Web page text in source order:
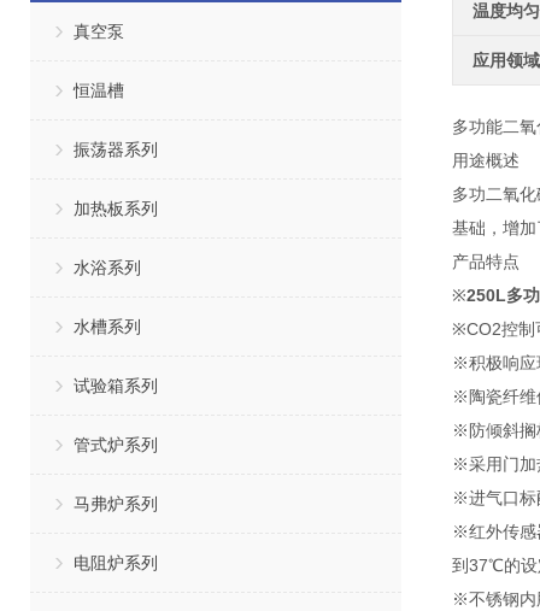
真空泵
恒温槽
振荡器系列
加热板系列
水浴系列
水槽系列
试验箱系列
管式炉系列
马弗炉系列
电阻炉系列
温度均
应用领域
多功能二
用途概述
多功二氧
基础，增
产品特点
※250L多
※CO2控制
※积极响应
※陶瓷纤维
※防倾斜搁
※采用门加
※进气口标
※红外传感
到37℃的设
※不锈钢内